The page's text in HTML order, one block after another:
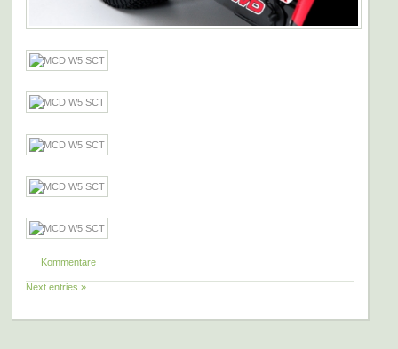
Kommentare
Next entries »